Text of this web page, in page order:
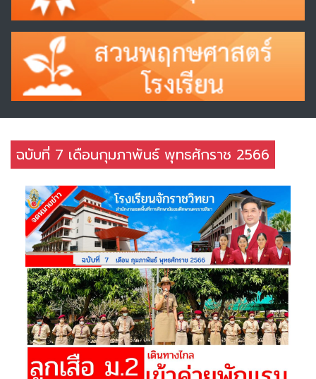
ฉบับที่ 7 เดือนกุมภาพันธ์ พุทธศักราช 2566